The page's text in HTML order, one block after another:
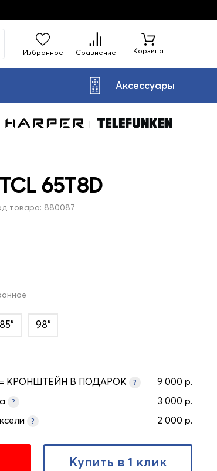
Избранное Сравнение Корзина
Аксессуары
65T8D
товара: 880087
85" 98"
= КРОНШТЕЙН В ПОДАРОК ?
9 000 р.
?
3 000 р.
? 2 000 р.
Купить в 1 клик